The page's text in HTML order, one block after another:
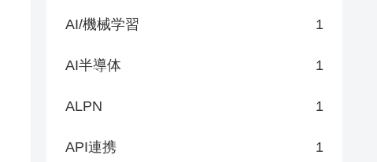
AI/機械学習 1
AI半導体 1
ALPN 1
API連携 1